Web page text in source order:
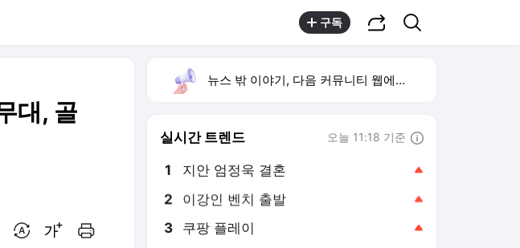
구독
대, 골
뉴스 밖 이야기, 다음 커뮤니티 웹에서 보기
실시간 트렌드 오늘 11:18 기준
1 지안 엄정욱 결혼
2 이강인 벤치 출발
3 쿠팡 플레이